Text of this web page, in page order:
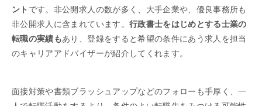
ント です。非公開求人の数が多く、大手企業や、優良事務所も
非公開求人に含まれています。 行政書士をはじめとする士業の
転職の実績もあり、登録をすると希望の条件にあう求人を担当
のキャリアアドバイザーが紹介してくれます。
面接対策や書類ブラッシュアップなどのフォローも手厚く、一